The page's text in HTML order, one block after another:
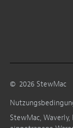
© 2026 StewMac
StewMac, Waverly,